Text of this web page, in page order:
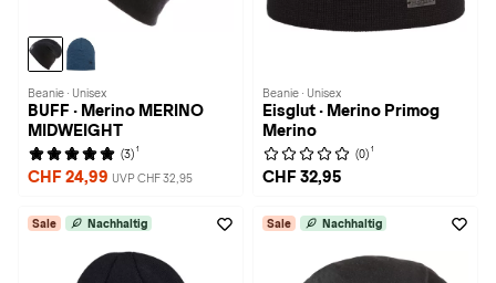
Beanie · Unisex
BUFF · Merino MERINO
MIDWEIGHT
(3) 1
CHF 24,99 UVP CHF 32,95
Beanie · Unisex
Eisglut · Merino Primog
Merino
(0) 1
CHF 32,95
Sale Nachhaltig Sale Nachhaltig